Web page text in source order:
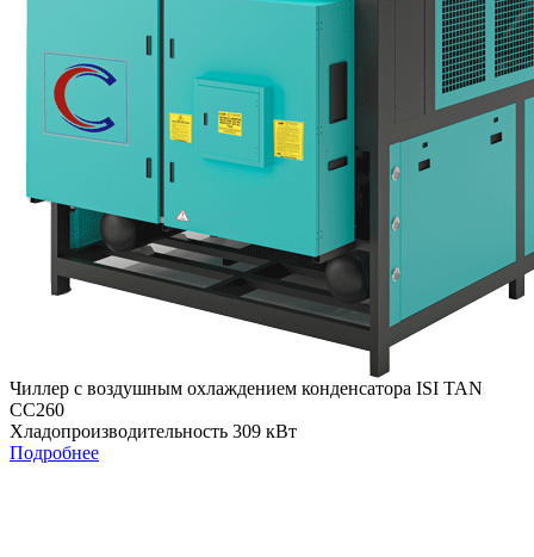
Чиллер с воздушным охлаждением конденсатора ISI TAN
СС260
Хладопроизводительность 309 кВт
Подробнее